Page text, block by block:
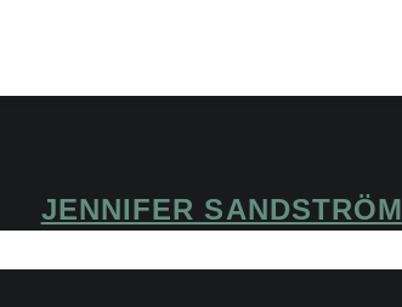
JENNIFER SANDSTRÖM